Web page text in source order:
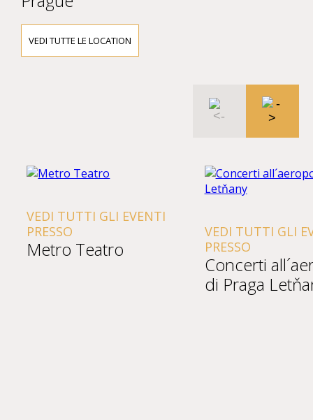
VEDI TUTTE LE LOCATION
VEDI TUTTI GLI EVENTI
PRESSO
Metro Teatro
VEDI TUTTI GLI
PRESSO
Concerti
di Praga